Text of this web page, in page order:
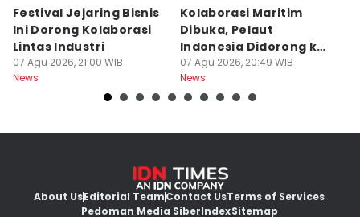
Festival Jejaring Bisnis
Ini Dorong Kolaborasi
Lintas Industri
07 Agu 2026, 21:00 WIB
News
Kolaborasi Maritim
Dibuka, Pelaut
Indonesia Didorong ke
Pasar Global
07 Agu 2026, 20:49 WIB
News
About UsEditorial TeamContact UsTerms of Services
Pedoman Media SiberIndexSitemap